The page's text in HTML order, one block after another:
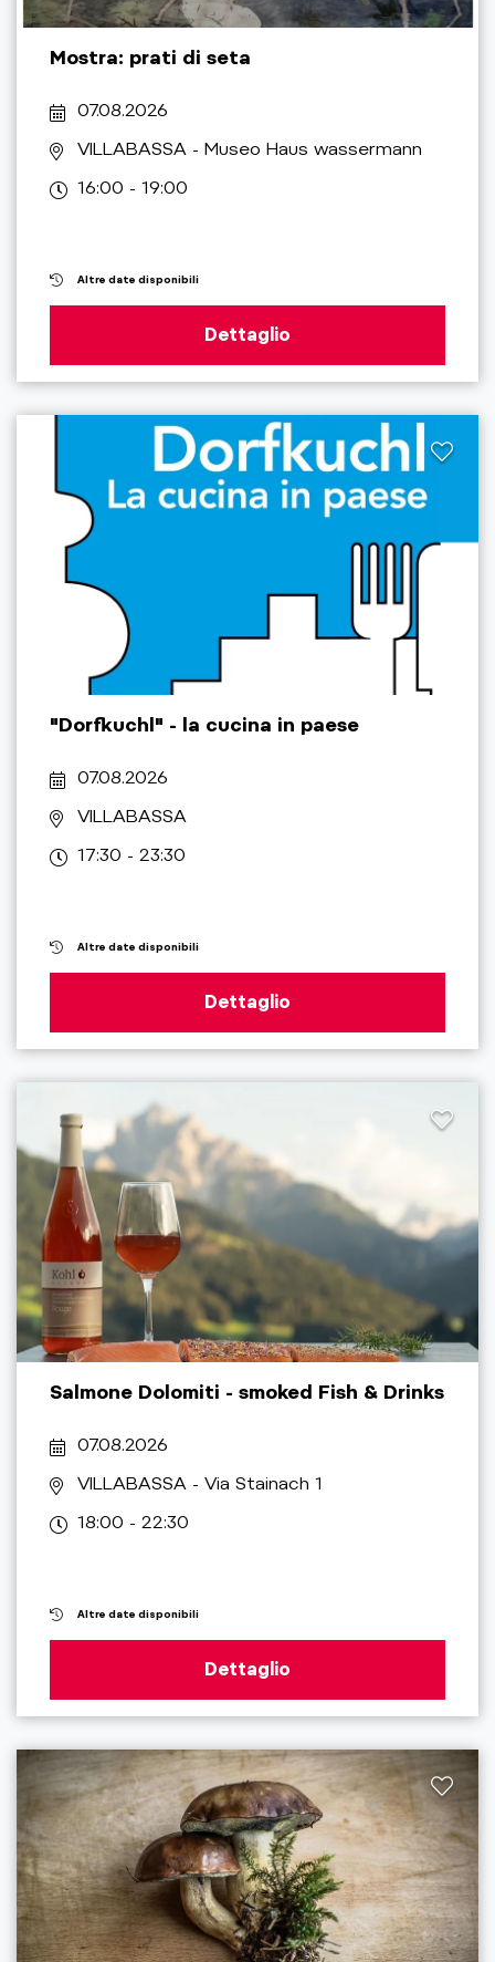
Mostra: prati di seta
07.08.2026
VILLABASSA - Museo Haus wassermann
16:00 - 19:00
Altre date disponibili
Dettaglio
"Dorfkuchl" - la cucina in paese
07.08.2026
VILLABASSA
17:30 - 23:30
Altre date disponibili
Dettaglio
Salmone Dolomiti - smoked Fish & Drinks
07.08.2026
VILLABASSA - Via Stainach 1
18:00 - 22:30
Altre date disponibili
Dettaglio